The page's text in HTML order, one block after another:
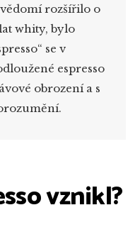
rozšířilo o
whity, bylo
se v
espresso
obrození a s
vznikl?